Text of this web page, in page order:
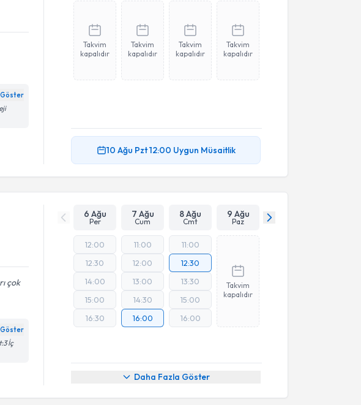
Takvim
kapalıdır
Takvim
kapalıdır
Takvim
kapalıdır
Takvim
kapalıdır
10 Ağu Pzt12:00 Uygun Müsaitlik
çok
İç
6 Ağu
Per
7 Ağu
Cum
8 Ağu
Cmt
9 Ağu
Paz
12:00
12:30
14:00
15:00
16:30
11:00
12:00
13:00
14:30
16:00
11:00
12:30
13:30
15:00
16:00
Takvim
kapalıdır
Daha Fazla Göster